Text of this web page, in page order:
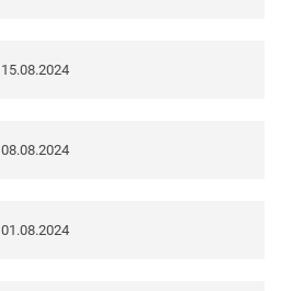
15.08.2024
08.08.2024
01.08.2024